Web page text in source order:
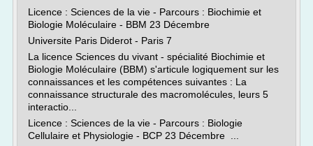
Licence : Sciences de la vie - Parcours : Biochimie et
Biologie Moléculaire - BBM 23 Décembre
Universite Paris Diderot - Paris 7
La licence Sciences du vivant - spécialité Biochimie et
Biologie Moléculaire (BBM) s'articule logiquement sur les
connaissances et les compétences suivantes : La
connaissance structurale des macromolécules, leurs 5
interactio...
Licence : Sciences de la vie - Parcours : Biologie
Cellulaire et Physiologie - BCP 23 Décembre ...